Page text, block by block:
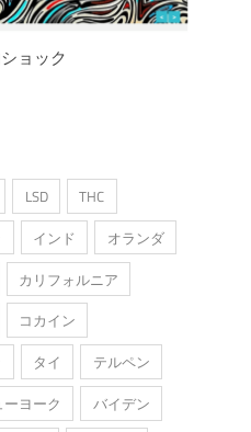
ョック
LSD
THC
インド
オランダ
カリフォルニア
コカイン
タイ
テルペン
ーヨーク
バイデン